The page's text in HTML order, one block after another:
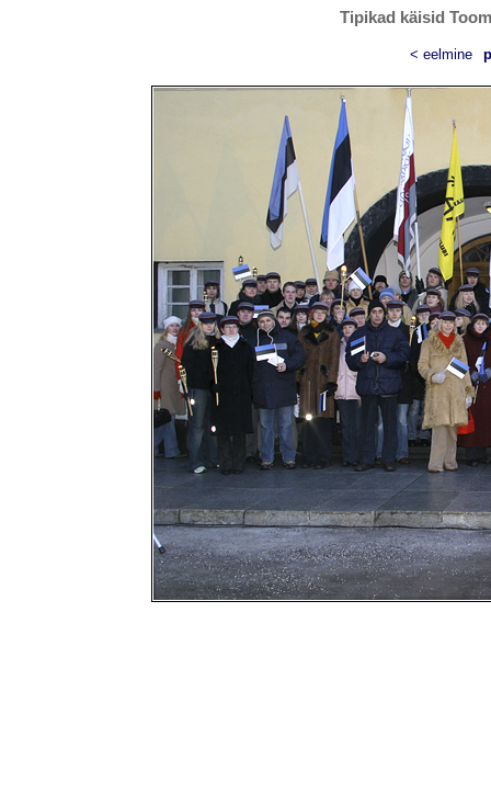
Tipikad käisid
< eelmine